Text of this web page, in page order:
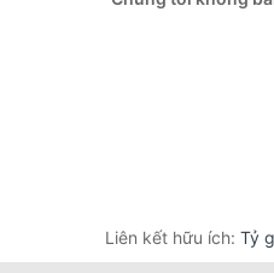
Liên kết hữu ích: Tỷ